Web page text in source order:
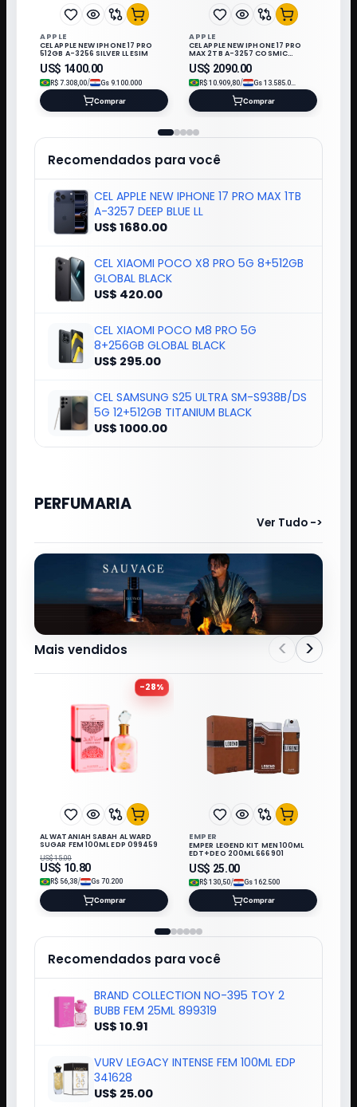
APPLE
CEL APPLE NEW IPHONE 17 PRO
512GB A-3256 SILVER LL ESIM
US$ 1400.00
R$ 7.308,00/ Gs 9.100.000
Comprar
APPLE
CEL APPLE NEW IPHONE 17 PRO
MAX 2TB A-3257 COSMIC
ORANGE LL/A ESIM
US$ 2090.00
R$ 10.909,80/ Gs 13.585.000
Comprar
Recomendados para você
CEL APPLE NEW IPHONE 17 PRO MAX 1TB
A-3257 DEEP BLUE LL
US$ 1680.00
CEL XIAOMI POCO X8 PRO 5G 8+512GB
GLOBAL BLACK
US$ 420.00
CEL XIAOMI POCO M8 PRO 5G
8+256GB GLOBAL BLACK
US$ 295.00
CEL SAMSUNG S25 ULTRA SM-S938B/DS
5G 12+512GB TITANIUM BLACK
US$ 1000.00
PERFUMARIA
Ver Tudo ->
Mais vendidos < >
-28%
AL WATANIAH SABAH AL WARD
SUGAR FEM 100ML EDP 099459
US$15.00
US$ 10.80
R$ 56,38/ Gs 70.200
Comprar
EMPER
EMPER LEGEND KIT MEN 100ML
EDT+DEO 200ML 666901
US$ 25.00
R$ 130,50/ Gs 162.500
Comprar
Recomendados para você
BRAND COLLECTION NO-395 TOY 2
BUBB FEM 25ML 899319
US$ 10.91
VURV LEGACY INTENSE FEM 100ML EDP
341628
US$ 25.00